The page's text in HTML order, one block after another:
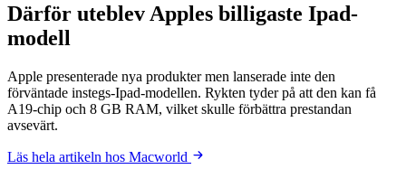
Därför uteblev Apples billigaste Ipad-
modell
Apple presenterade nya produkter men lanserade inte den
förväntade instegs-Ipad-modellen. Rykten tyder på att den kan få
A19-chip och 8 GB RAM, vilket skulle förbättra prestandan
avsevärt.
Läs hela artikeln hos Macworld